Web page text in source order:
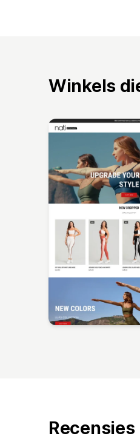
Winkels
Recensies